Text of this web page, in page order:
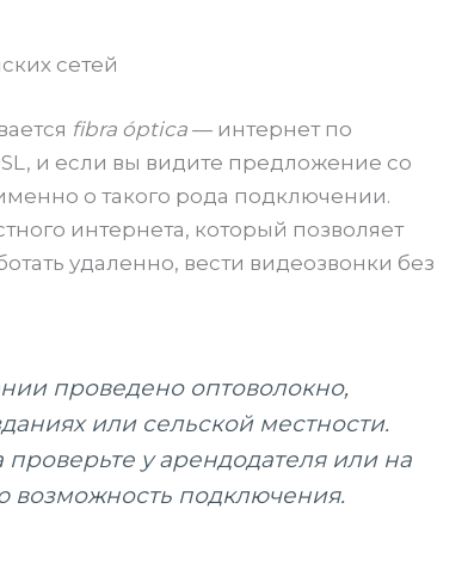
сетей
fibra óptica— интернет по
и если вы видите предложение со
о такого рода подключении.
интернета, который позволяет
удаленно, вести видеозвонки без
проведено оптоволокно,
или сельской местности.
у арендодателя или на
возможность подключения.